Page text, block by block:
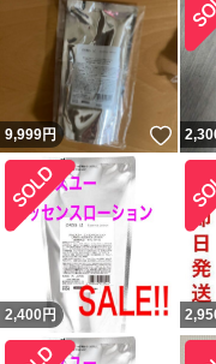
9,999円 い
2,400 円